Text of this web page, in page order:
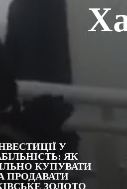
У
ЯК
КУПУВАТИ
ПРОДАВАТИ
ЗОЛОТО